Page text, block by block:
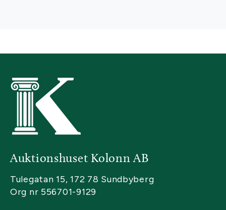
Auktionshuset Kolonn AB
Tulegatan 15, 172 78 Sundbyberg
Org nr 556701-9129